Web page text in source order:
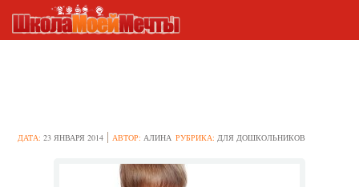
ДАТА:23 ЯНВАРЯ 2014 АВТОР:АЛИНА РУБРИКА:ДЛЯ ДОШКОЛЬНИКОВ